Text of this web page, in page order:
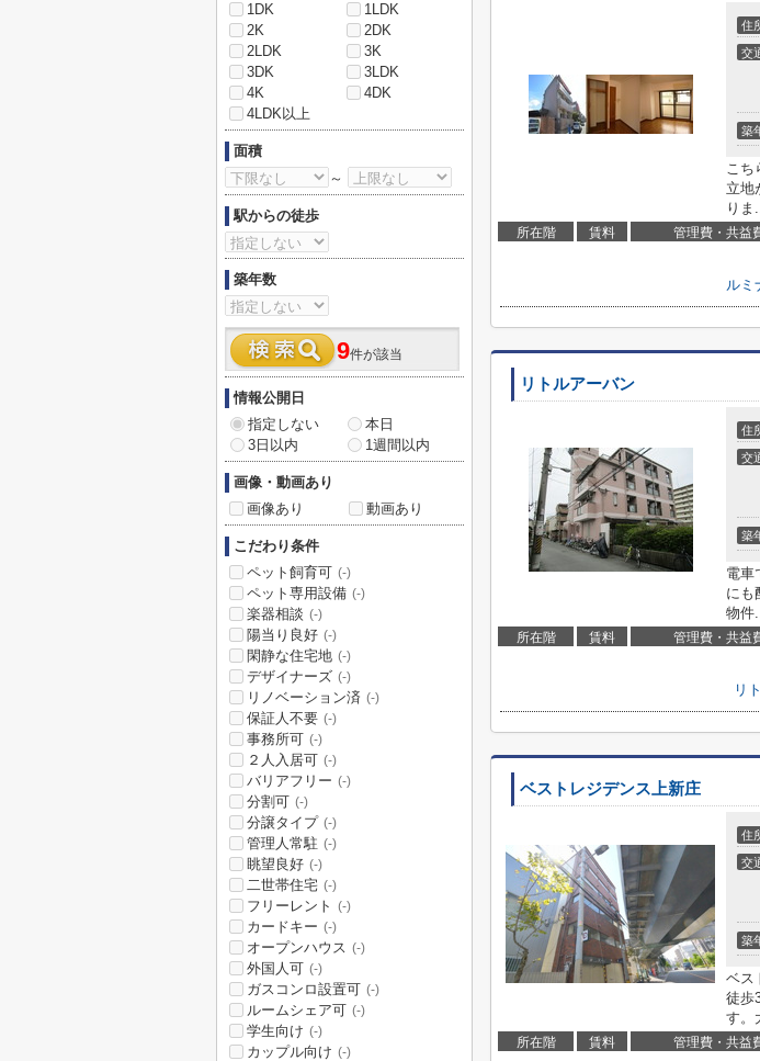
住
交
築
こち
立地
りま
所在階 賃料 管理費・共益
ルミ
リトルアーバン
住
交
築
電車
にも
物件
所在階 賃料 管理費・共益
リ
ベストレジデンス上新庄
住
交
築
ベス
徒歩
す。
所在階 賃料 管理費・共益
1DK
1LDK
2K
2DK
2LDK
3K
3DK
3LDK
4K
4DK
4LDK以上
面積
～
駅からの徒歩
築年数
9件が該当
情報公開日
指定しない
本日
3日以内
1週間以内
画像・動画あり
画像あり
動画あり
こだわり条件
ペット飼育可 (-)
ペット専用設備 (-)
楽器相談 (-)
陽当り良好 (-)
閑静な住宅地 (-)
デザイナーズ (-)
リノベーション済 (-)
保証人不要 (-)
事務所可 (-)
２人入居可 (-)
バリアフリー (-)
分割可 (-)
分譲タイプ (-)
管理人常駐 (-)
眺望良好 (-)
二世帯住宅 (-)
フリーレント (-)
カードキー (-)
オープンハウス (-)
外国人可 (-)
ガスコンロ設置可 (-)
ルームシェア可 (-)
学生向け (-)
カップル向け (-)